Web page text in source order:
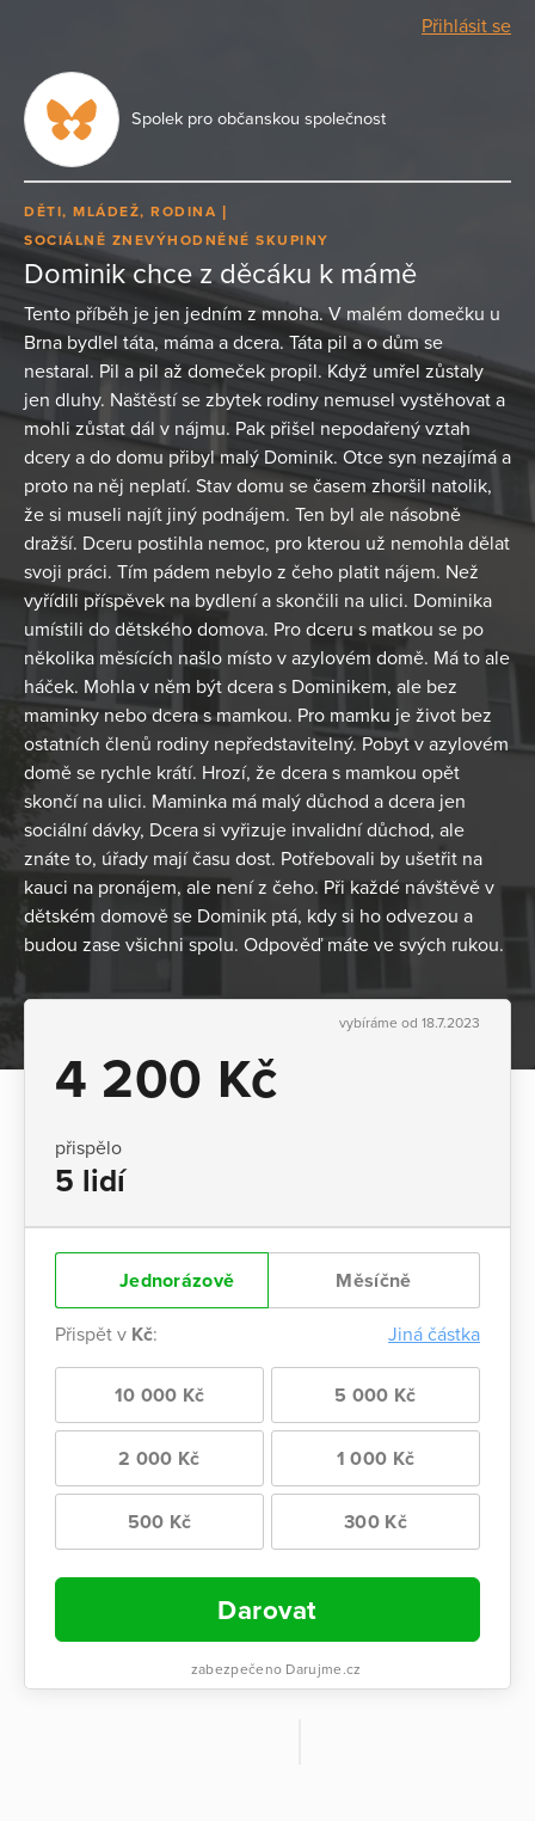
Přihlásit se
Spolek pro občanskou společnost
DĚTI, MLÁDEŽ, RODINA
SOCIÁLNĚ ZNEVÝHODNĚNÉ SKUPINY
Dominik chce z děcáku k mámě
Tento příběh je jen jedním z mnoha. V malém domečku u
Brna bydlel táta, máma a dcera. Táta pil a o dům se
nestaral. Pil a pil až domeček propil. Když umřel zůstaly
jen dluhy. Naštěstí se zbytek rodiny nemusel vystěhovat a
mohli zůstat dál v nájmu. Pak přišel nepodařený vztah
dcery a do domu přibyl malý Dominik. Otce syn nezajímá a
proto na něj neplatí. Stav domu se časem zhoršil natolik,
že si museli najít jiný podnájem. Ten byl ale násobně
dražší. Dceru postihla nemoc, pro kterou už nemohla dělat
svoji práci. Tím pádem nebylo z čeho platit nájem. Než
vyřídili příspěvek na bydlení a skončili na ulici. Dominika
umístili do dětského domova. Pro dceru s matkou se po
několika měsících našlo místo v azylovém domě. Má to ale
háček. Mohla v něm být dcera s Dominikem, ale bez
maminky nebo dcera s mamkou. Pro mamku je život bez
ostatních členů rodiny nepředstavitelný. Pobyt v azylovém
domě se rychle krátí. Hrozí, že dcera s mamkou opět
skončí na ulici. Maminka má malý důchod a dcera jen
sociální dávky, Dcera si vyřizuje invalidní důchod, ale
znáte to, úřady mají času dost. Potřebovali by ušetřit na
kauci na pronájem, ale není z čeho. Při každé návštěvě v
dětském domově se Dominik ptá, kdy si ho odvezou a
budou zase všichni spolu. Odpověď máte ve svých rukou.
vybíráme od 18.7.2023
4 200 Kč
přispělo
5 lidí
Jednorázově Měsíčně
Přispět v Kč: Jiná částka
10 000 Kč 5 000 Kč
2 000 Kč 1 000 Kč
500 Kč 300 Kč
Darovat
zabezpečeno Darujme.cz